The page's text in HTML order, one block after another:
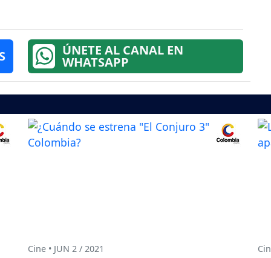
ÚNETE AL CANAL EN
WHATSAPP
Cine • JUN 2 / 2021